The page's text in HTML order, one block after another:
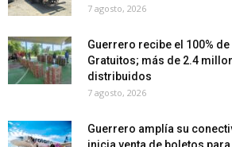
7 agosto, 2026
Guerrero recibe el 100%
Gratuitos; más de 2.4
distribuidos
7 agosto, 2026
Guerrero amplía su